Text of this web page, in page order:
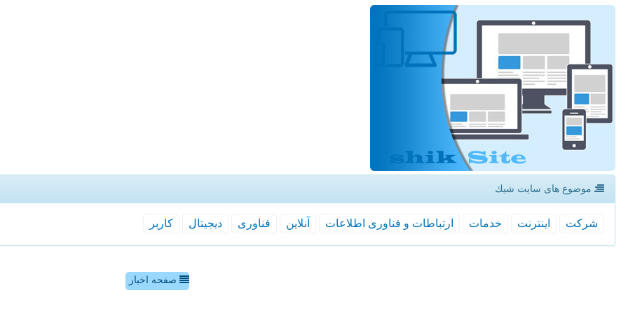
موضوع های سایت شیك
شركت اینترنت خدمات ارتباطات و فناوری اطلاعات آنلاین فناوری دیجیتال كاربر
صفحه اخبار